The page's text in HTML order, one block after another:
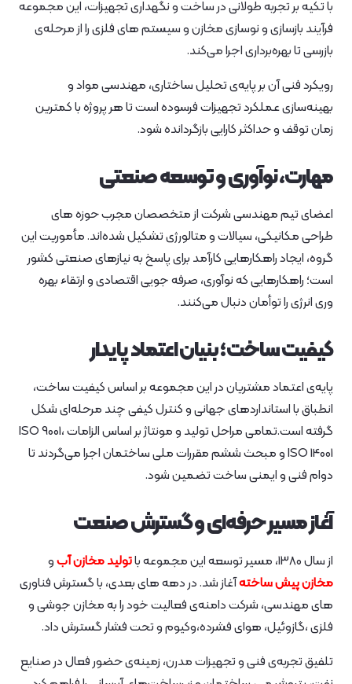
با تکیه بر تجربه طولانی در ساخت و نگهداری تجهیزات، این مجموعه
فرآیند بازسازی و نوسازی مخازن و سیستم‌ های فلزی را از مرحله‌ی
بازرسی تا بهره‌برداری اجرا می‌کند.
رویکرد فنی آن بر پایه‌ی تحلیل ساختاری، مهندسی مواد و
بهینه‌سازی عملکرد تجهیزات فرسوده است تا هر پروژه با کمترین
زمان توقف و حداکثر کارایی بازگردانده شود.
مهارت، نوآوری و توسعه صنعتی
اعضای تیم مهندسی شرکت از متخصصان مجرب حوزه‌ های
طراحی مکانیکی، سیالات و متالورژی تشکیل شده‌اند. مأموریت این
گروه، ایجاد راهکارهایی کارآمد برای پاسخ به نیازهای صنعتی کشور
است؛ راهکارهایی که نوآوری، صرفه‌ جویی اقتصادی و ارتقاء بهره‌
وری انرژی را توأمان دنبال می‌کنند.
کیفیت ساخت؛ بنیان اعتماد پایدار
پایه‌ی اعتماد مشتریان در این مجموعه بر اساس کیفیت ساخت،
انطباق با استانداردهای جهانی و کنترل کیفی چند مرحله‌ای شکل
گرفته است.تمامی مراحل تولید و مونتاژ بر اساس الزامات ISO 9001،
ISO 14001 و مبحث ششم مقررات ملی ساختمان اجرا می‌گردند تا
دوام فنی و ایمنی ساخت تضمین شود.
آغاز مسیر حرفه‌ای و گسترش صنعت
از سال 1380، مسیر توسعه این مجموعه با تولید مخازن آبو
مخازن پیش‌ ساختهآغاز شد. در دهه‌ های بعدی، با گسترش فناوری‌
های مهندسی، شرکت دامنه‌ی فعالیت خود را به مخازن جوشی و
فلزی ،گازوئیل، هوای فشرده،وکیوم و تحت فشار گسترش داد.
تلفیق تجربه‌ی فنی و تجهیزات مدرن، زمینه‌ی حضور فعال در صنایع